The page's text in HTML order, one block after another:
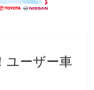
ユーザー車